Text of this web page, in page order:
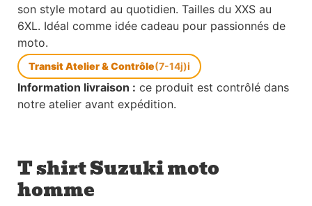
son style motard au quotidien. Tailles du XXS au
6XL. Idéal comme idée cadeau pour passionnés de
moto.
Transit Atelier & Contrôle(7-14j)i
Information livraison : ce produit est contrôlé dans
notre atelier avant expédition.
T shirt Suzuki moto
homme